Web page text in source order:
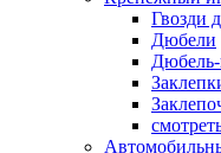
Гвозди
Дюбели
Дюбель-